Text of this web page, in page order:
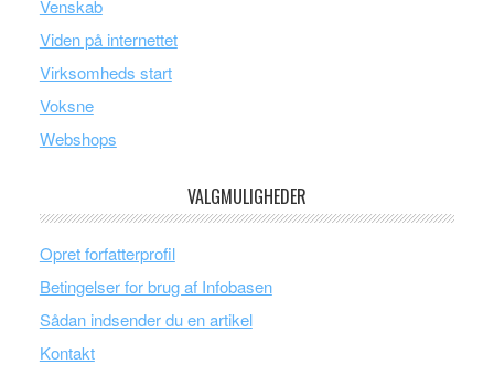
Venskab
Viden på internettet
Virksomheds start
Voksne
Webshops
VALGMULIGHEDER
Opret forfatterprofil
Betingelser for brug af Infobasen
Sådan indsender du en artikel
Kontakt